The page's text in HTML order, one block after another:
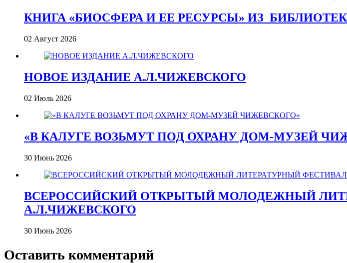
КНИГА «БИОСФЕРА И ЕЕ РЕСУРСЫ»
02 Август 2026
НОВОЕ ИЗДАНИЕ А.Л.ЧИЖЕВСКОГО
02 Июль 2026
«В КАЛУГЕ ВОЗЬМУТ ПОД ОХРАНУ ДОМ-МУЗЕЙ
30 Июнь 2026
ВСЕРОССИЙСКИЙ ОТКРЫТЫЙ МОЛОДЕЖНЫЙ
А.Л.ЧИЖЕВСКОГО
30 Июнь 2026
Оставить комментарий